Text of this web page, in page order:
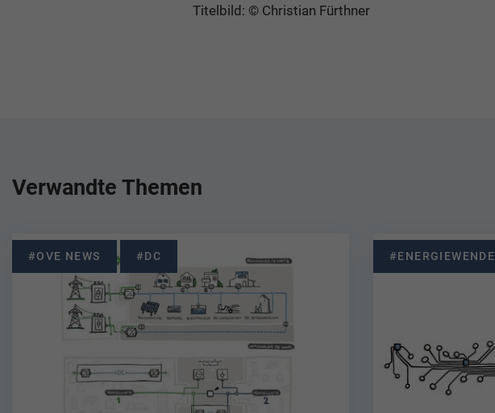
Titelbild: © Christian Fürthner
Verwandte Themen
#OVE NEWS #DC #ENERGIEWENDE